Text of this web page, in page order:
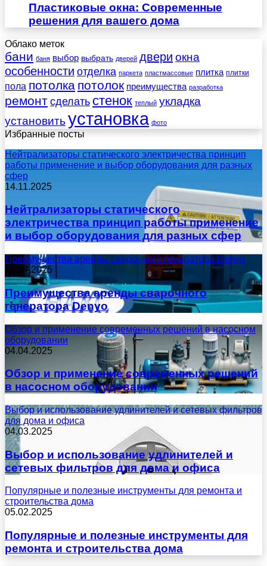
Пластиковые окна: Современные
решения для вашего дома
Облако меток
бани баня выбор выбрать дверей двери окна
особенности отделка паркета пластмассовые плитка плитки
пола потолка потолок преимущества разработка
ремонт сделать стенок теплый укладка
установить установка фото
Избранные посты
Нейтрализаторы статического электричества принцип
работы применение и выбор оборудования для разных
сфер
14.11.2025
Нейтрализаторы статического
электричества принцип работы применение
и выбор оборудования для разных сфер
Преимущества аренды сварочного генератора Denyo
18.04.2025
Преимущества аренды сварочного
генератора Denyo
Обзор и применение современных решений в насосном
оборудовании
04.04.2025
Обзор и применение современных решений
в насосном оборудовании
Выбор и использование удлинителей и сетевых фильтров
для дома и офиса
04.03.2025
Выбор и использование удлинителей и
сетевых фильтров для дома и офиса
Популярные и полезные инструменты для ремонта и
строительства дома
05.02.2025
Популярные и полезные инструменты для
ремонта и строительства дома